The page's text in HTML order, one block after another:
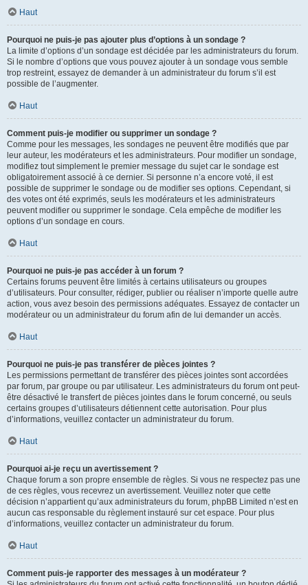
Haut
Pourquoi ne puis-je pas ajouter plus d’options à un sondage ?
La limite d’options d’un sondage est décidée par les administrateurs du forum.
Si le nombre d’options que vous pouvez ajouter à un sondage vous semble
trop restreint, essayez de demander à un administrateur du forum s’il est
possible de l’augmenter.
Haut
Comment puis-je modifier ou supprimer un sondage ?
Comme pour les messages, les sondages ne peuvent être modifiés que par
leur auteur, les modérateurs et les administrateurs. Pour modifier un sondage,
modifiez tout simplement le premier message du sujet car le sondage est
obligatoirement associé à ce dernier. Si personne n’a encore voté, il est
possible de supprimer le sondage ou de modifier ses options. Cependant, si
des votes ont été exprimés, seuls les modérateurs et les administrateurs
peuvent modifier ou supprimer le sondage. Cela empêche de modifier les
options d’un sondage en cours.
Haut
Pourquoi ne puis-je pas accéder à un forum ?
Certains forums peuvent être limités à certains utilisateurs ou groupes
d’utilisateurs. Pour consulter, rédiger, publier ou réaliser n’importe quelle autre
action, vous avez besoin des permissions adéquates. Essayez de contacter un
modérateur ou un administrateur du forum afin de lui demander un accès.
Haut
Pourquoi ne puis-je pas transférer de pièces jointes ?
Les permissions permettant de transférer des pièces jointes sont accordées
par forum, par groupe ou par utilisateur. Les administrateurs du forum ont peut-
être désactivé le transfert de pièces jointes dans le forum concerné, ou seuls
certains groupes d’utilisateurs détiennent cette autorisation. Pour plus
d’informations, veuillez contacter un administrateur du forum.
Haut
Pourquoi ai-je reçu un avertissement ?
Chaque forum a son propre ensemble de règles. Si vous ne respectez pas une
de ces règles, vous recevrez un avertissement. Veuillez noter que cette
décision n’appartient qu’aux administrateurs du forum, phpBB Limited n’est en
aucun cas responsable du règlement instauré sur cet espace. Pour plus
d’informations, veuillez contacter un administrateur du forum.
Haut
Comment puis-je rapporter des messages à un modérateur ?